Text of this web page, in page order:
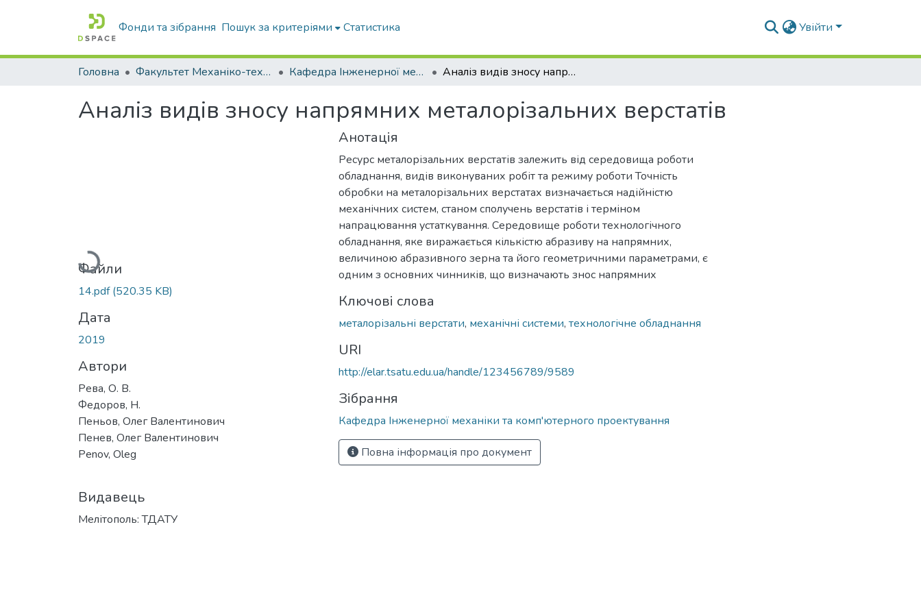
Фонди та зібрання Пошук за критеріями Статистика Увійти
Головна Факультет Механіко-технологічний Кафедра Інженерної механіки та комп'ютерного проектування Аналіз видів зносу напрямних металорізальних верстатів
Аналіз видів зносу напрямних металорізальних верстатів
Вантажиться...
Файли
14.pdf(520.35 KB)
Дата
2019
Автори
Рева, О. В.
Федоров, Н.
Пеньов, Олег Валентинович
Пенев, Олег Валентинович
Penov, Oleg
Видавець
Мелітополь: ТДАТУ
Анотація
Ресурс металорізальних верстатів залежить від середовища роботи
обладнання, видів виконуваних робіт та режиму роботи Точність
обробки на металорізальних верстатах визначається надійністю
механічних систем, станом сполучень верстатів і терміном
напрацювання устаткування. Середовище роботи технологічного
обладнання, яке виражається кількістю абразиву на напрямних,
величиною абразивного зерна та його геометричними параметрами, є
одним з основних чинників, що визначають знос напрямних
Ключові слова
металорізальні верстати, механічні системи, технологічне обладнання
URI
http://elar.tsatu.edu.ua/handle/123456789/9589
Зібрання
Кафедра Інженерної механіки та комп'ютерного проектування
Повна інформація про документ